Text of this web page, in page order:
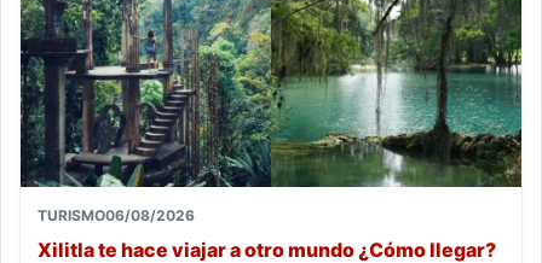
TURISMO06/08/2026
Xilitla te hace viajar a otro mundo ¿Cómo llegar?